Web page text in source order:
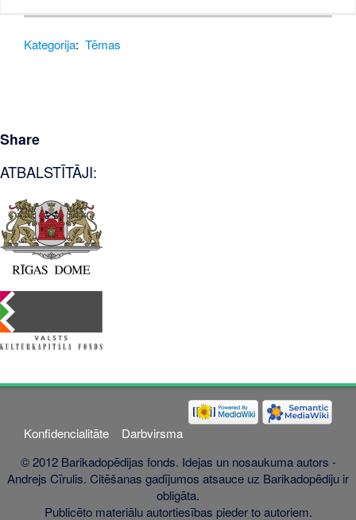
Kategorija: Tēmas
Share
ATBALSTĪTĀJI:
Konfidencialitāte
Darbvirsma
© 2012 Barikadopēdijas fonds. Idejas un nosaukuma autors -
Andrejs Cīrulis. Citēšanas gadījumos atsauce uz Barikadopēdiju ir
obligāta.
Publicēto materiālu autortiesības pieder to autoriem.